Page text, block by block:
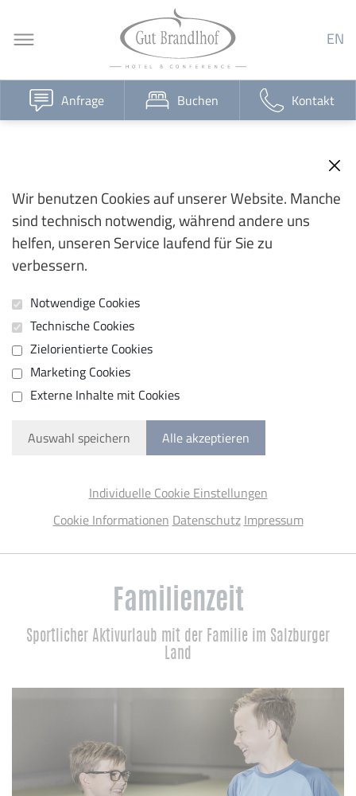
Wir benutzen Cookies auf unserer Website. Manche
sind technisch notwendig, während andere uns
helfen, unseren Service laufend für Sie zu
verbessern.
Notwendige Cookies
Technische Cookies
Zielorientierte Cookies
Marketing Cookies
Externe Inhalte mit Cookies
Auswahl speichern Alle akzeptieren
Individuelle Cookie Einstellungen
Cookie Informationen Datenschutz Impressum
Anfrage Buchen Kontakt
EN
Familienzeit
Sportlicher Aktivurlaub mit der Familie im Salzburger
Land